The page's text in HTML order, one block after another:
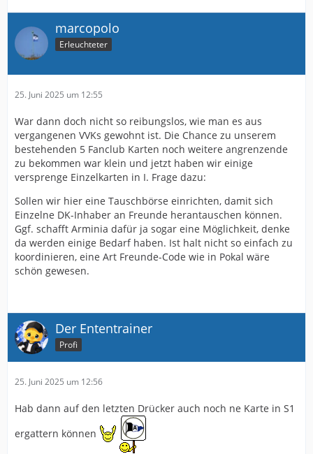
marcopolo
Erleuchteter
25. Juni 2025 um 12:55
War dann doch nicht so reibungslos, wie man es aus
vergangenen VVKs gewohnt ist. Die Chance zu unserem
bestehenden 5 Fanclub Karten noch weitere angrenzende
zu bekommen war klein und jetzt haben wir einige
versprenge Einzelkarten in I. Frage dazu:
Sollen wir hier eine Tauschbörse einrichten, damit sich
Einzelne DK-Inhaber an Freunde herantauschen können.
Ggf. schafft Arminia dafür ja sogar eine Möglichkeit, denke
da werden einige Bedarf haben. Ist halt nicht so einfach zu
koordinieren, eine Art Freunde-Code wie in Pokal wäre
schön gewesen.
Der Ententrainer
Profi
25. Juni 2025 um 12:56
Hab dann auf den letzten Drücker auch noch ne Karte in S1
ergattern können